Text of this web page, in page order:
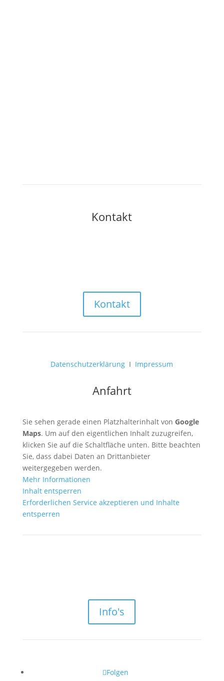
Kontakt
Kontakt
Datenschutzerklärung I Impressum
Anfahrt
Sie sehen gerade einen Platzhalterinhalt von Google
Maps. Um auf den eigentlichen Inhalt zuzugreifen,
klicken Sie auf die Schaltfläche unten. Bitte beachten
Sie, dass dabei Daten an Drittanbieter
weitergegeben werden.
Mehr Informationen
Inhalt entsperren
Erforderlichen Service akzeptieren und Inhalte
entsperren
Info's
Folgen